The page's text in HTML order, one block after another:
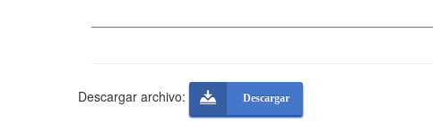
Descargar archivo: Descargar